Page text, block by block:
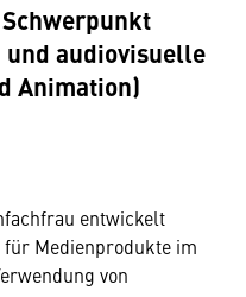
audiovisuelle
Animation)
entwickelt
Medienprodukte im
von